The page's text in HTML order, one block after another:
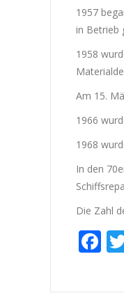
1957
in Betrieb
1958
Am 15.
1966
1968
In den
Die Zahl